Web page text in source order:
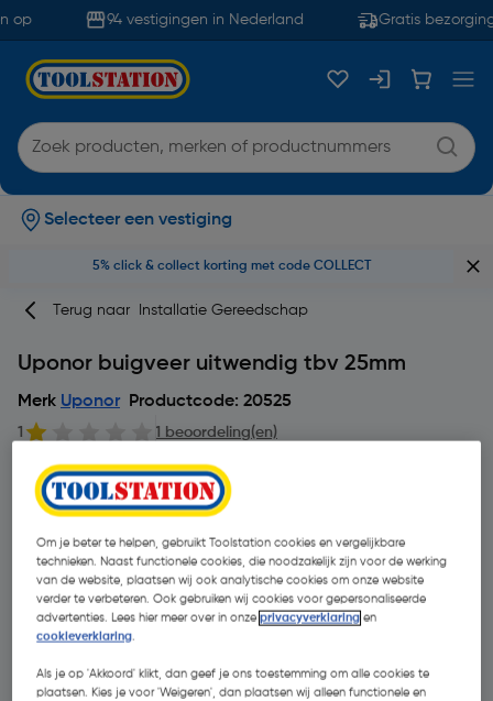
op 94 vestigingen in Nederland Gratis
Selecteer een vestiging
5% click & collect korting met code COLLECT
Terug naar Installatie Gereedschap
Uponor buigveer uitwendig tbv 25mm
Merk Uponor Productcode: 20525
1 1 beoordeling(en)
Om je beter te helpen, gebruikt Toolstation cookies en vergelijkbare
technieken. Naast functionele cookies, die noodzakelijk zijn voor de werking
van de website, plaatsen wij ook analytische cookies om onze website
verder te verbeteren. Ook gebruiken wij cookies voor gepersonaliseerde
advertenties. Lees hier meer over in onzeprivacyverklaring en
cookieverklaring.
Als je op 'Akkoord' klikt, dan geef je ons toestemming om alle cookies te
plaatsen. Kies je voor 'Weigeren', dan plaatsen wij alleen functionele en